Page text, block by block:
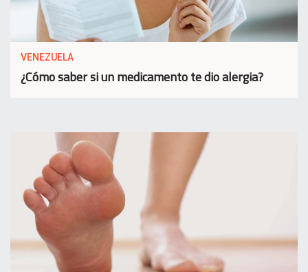
VENEZUELA
¿Cómo saber si un medicamento te dio alergia?